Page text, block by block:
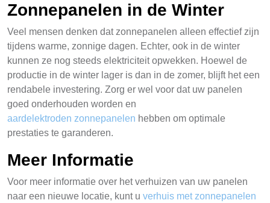
Zonnepanelen in de Winter
Veel mensen denken dat zonnepanelen alleen effectief zijn
tijdens warme, zonnige dagen. Echter, ook in de winter
kunnen ze nog steeds elektriciteit opwekken. Hoewel de
productie in de winter lager is dan in de zomer, blijft het een
rendabele investering. Zorg er wel voor dat uw panelen
goed onderhouden worden en
aardelektroden zonnepanelen hebben om optimale
prestaties te garanderen.
Meer Informatie
Voor meer informatie over het verhuizen van uw panelen
naar een nieuwe locatie, kunt u verhuis met zonnepanelen